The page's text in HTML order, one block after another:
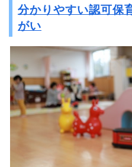
分かりやすい認可保
がい